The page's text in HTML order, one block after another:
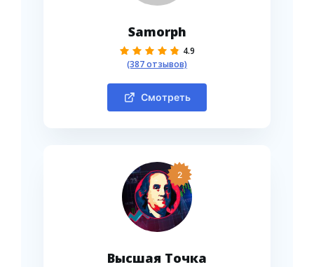
Samorph
4.9
(387 отзывов)
Смотреть
2
Высшая Точка